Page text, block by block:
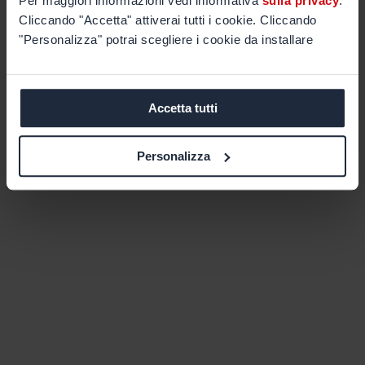
Cliccando "Accetta" attiverai tutti i cookie. Cliccando
"Personalizza" potrai scegliere i cookie da installare
Accetta tutti
Personalizza